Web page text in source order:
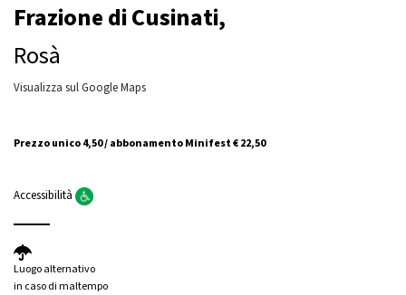
Frazione di Cusinati,
Rosà
Visualizza sul Google Maps
Prezzo unico 4,50 / abbonamento Minifest € 22,50
Accessibilità
Luogo alternativo
in caso di maltempo